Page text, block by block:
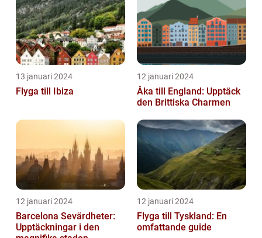
13 januari 2024
Flyga till Ibiza
12 januari 2024
Åka till England: Upptäck
den Brittiska Charmen
12 januari 2024
Barcelona Sevärdheter:
Upptäckningar i den
12 januari 2024
Flyga till Tyskland: En
omfattande guide